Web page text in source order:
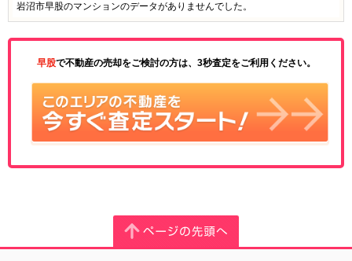
岩沼市早股のマンションのデータがありませんでした。
早股で不動産の売却をご検討の方は、3秒査定をご利用ください。